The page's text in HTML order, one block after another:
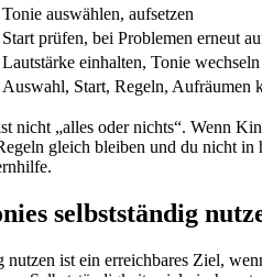
Tonie auswählen, aufsetzen
Start prüfen, bei Problemen erneut
Lautstärke einhalten, Tonie
Auswahl, Start, Regeln, Aufräumen
nicht „alles oder nichts“. Wenn
gleich bleiben und du nicht
selbstständig
nutzen ist ein erreichbares Ziel,